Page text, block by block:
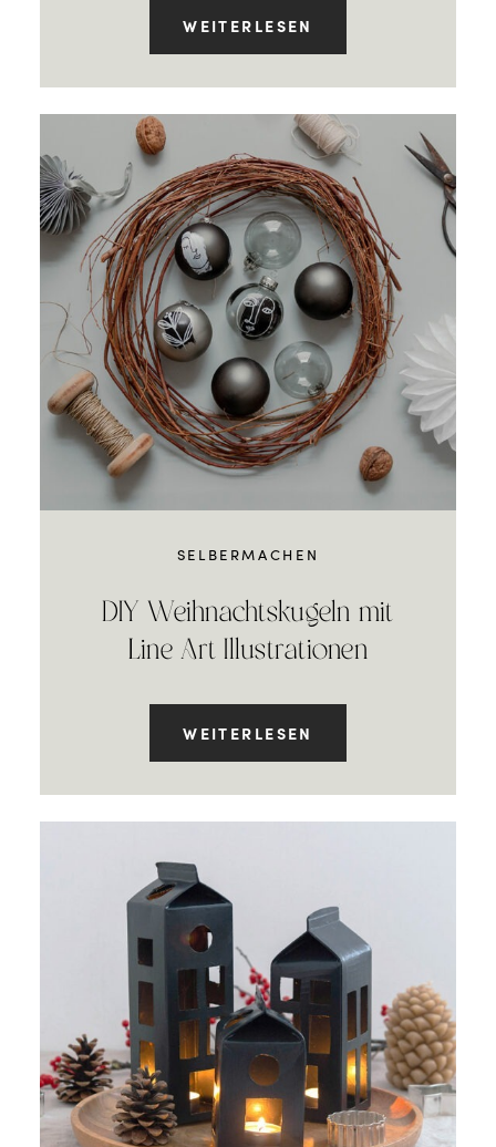
WEITERLESEN
SELBERMACHEN
DIY Weihnachtskugeln mit
Line Art Illustrationen
WEITERLESEN